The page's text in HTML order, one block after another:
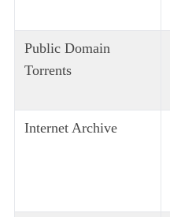
Public Domain
Torrents
Internet Archive
f